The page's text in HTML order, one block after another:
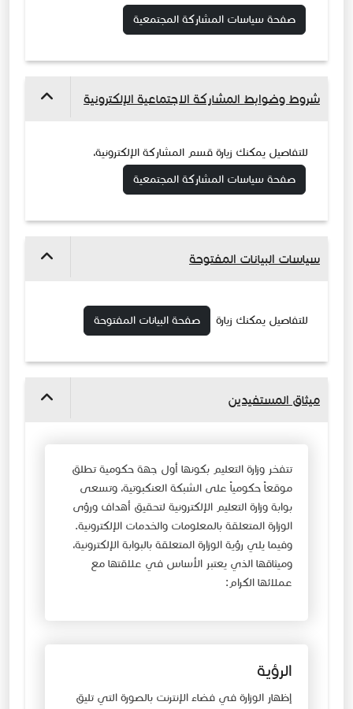
صفحة سياسات المشاركة المجتمعية
شروط وضوابط المشاركة الاجتماعية الإلكترونية
للتفاصيل يمكنك زيارة قسم المشاركة الإلكترونية،
صفحة سياسات المشاركة المجتمعية
سياسات البيانات المفتوحة
للتفاصيل يمكنك زيارة صفحة البيانات المفتوحة
ميثاق المستفيدين
​​تتفخر وزارة التعليم بكونها أول جهة حكومية تطلق
موقعاً حكومياً على الشبكة العنكبوتية، وتسعى
بوابة وزارة التعليم الإلكترونية لتحقيق أهداف ورؤى
الوزارة المتعلقة بالمعلومات والخدمات الإلكترونية.
وفيما يلي رؤية الوزارة المتعلقة بالبوابة الإلكترونية،
وميثاقها الذي يعتبر الأساس في علاقتها مع
عملائها الكرام:
الرؤية
إظهار الوزارة في فضاء الإنترنت بالصورة التي تليق